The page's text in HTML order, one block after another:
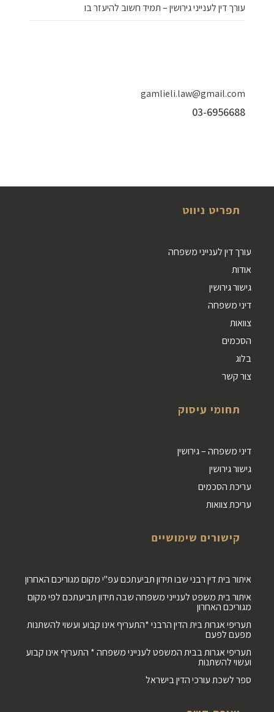
עורך דין לענייני גירושין – תמיד חשוב להיעזר בו
gamlieli.law@gmail.com
03-6956688
תפריט ניווט
עורך דין לענייני משפחה
אודות
גישור גירושין
דיני משפחה
צוואות
הסכמים
בלוג
צור קשר
תחומי עיסוק
דיני משפחה – גירושין
גישור גירושין
עריכת הסכמים
עריכת צוואות
קישורים שימושיים
איתור בית דין רבני שבו תידון תביעתכם עפ"י מקום מגוריכם האחרון
איתור בית משפט לענייני משפחה שבה תידון תביעתכם לפי מקום
מגוריכם האחרון
תעריפי אגרות בית הדין הרבני *התעריף אינו קבוע ועשוי להשתנות
מפעם לפעם
תעריפי אגרות בבית המשפט לענייני משפחה * התעריף אינו קבוע
ועשוי להשתנות
ספר לשכת עורכי הדין בישראל